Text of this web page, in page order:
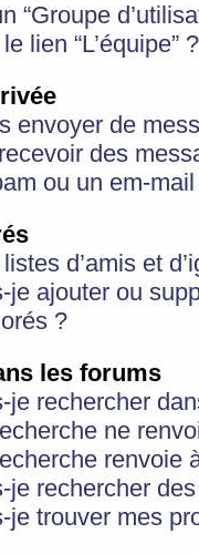
“Groupe
lien “L’équipe” ?
envoyer de
des
ou un em-
d’amis et
je ajouter ou
?
les forums
je rechercher
ne
renvoie
je rechercher
je trouver mes